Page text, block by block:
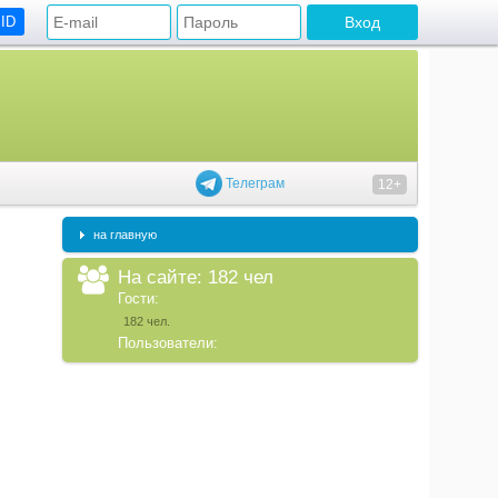
Телеграм 12+
на главную
На сайте: 182 чел
Гости:
182 чел.
Пользователи: